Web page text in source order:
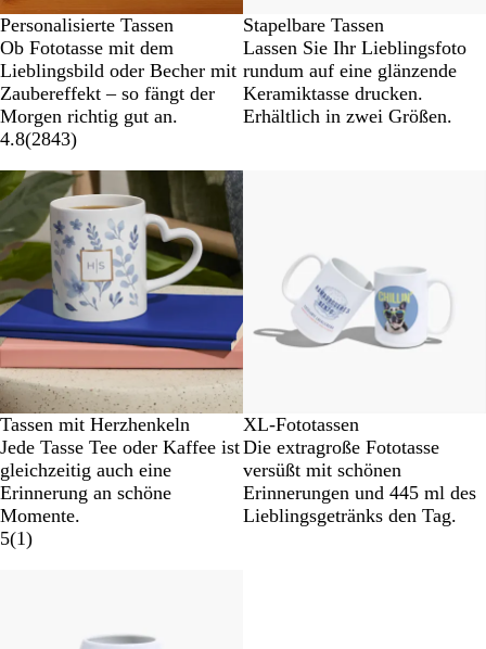
Personalisierte Tassen
Ob Fototasse mit dem
Lieblingsbild oder Becher mit
Zaubereffekt – so fängt der
Morgen richtig gut an.
4.8(2843)
Stapelbare Tassen
Lassen Sie Ihr Lieblingsfoto
rundum auf eine glänzende
Keramiktasse drucken.
Erhältlich in zwei Größen.
Tassen mit Herzhenkeln
Jede Tasse Tee oder Kaffee ist
gleichzeitig auch eine
Erinnerung an schöne
Momente.
5(1)
XL-Fototassen
Die extragroße Fototasse
versüßt mit schönen
Erinnerungen und 445 ml des
Lieblingsgetränks den Tag.